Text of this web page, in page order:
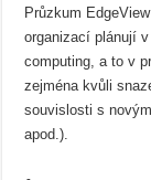
Průzkum
organizací plánují
computing, a to v
zejména kvůli
souvislosti s
apod.).